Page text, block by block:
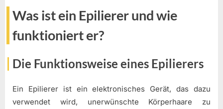
Was ist ein Epilierer und wie
funktioniert er?
Die Funktionsweise eines Epilierers
Ein Epilierer ist ein elektronisches Gerät, das dazu
verwendet wird, unerwünschte Körperhaare zu